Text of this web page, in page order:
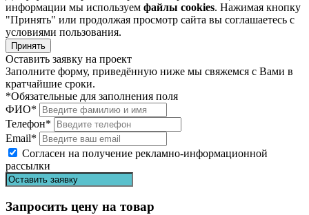
информации мы используем файлы cookies. Нажимая кнопку
"Принять" или продолжая просмотр сайта вы соглашаетесь с
условиями пользования.
Принять
Оставить заявку на проект
Заполните форму, приведённую ниже мы свяжемся с Вами в
кратчайшие сроки.
*Обязательные для заполнения поля
ФИО*
Телефон*
Email*
Согласен на получение рекламно-информационной
рассылки
Запросить цену на товар